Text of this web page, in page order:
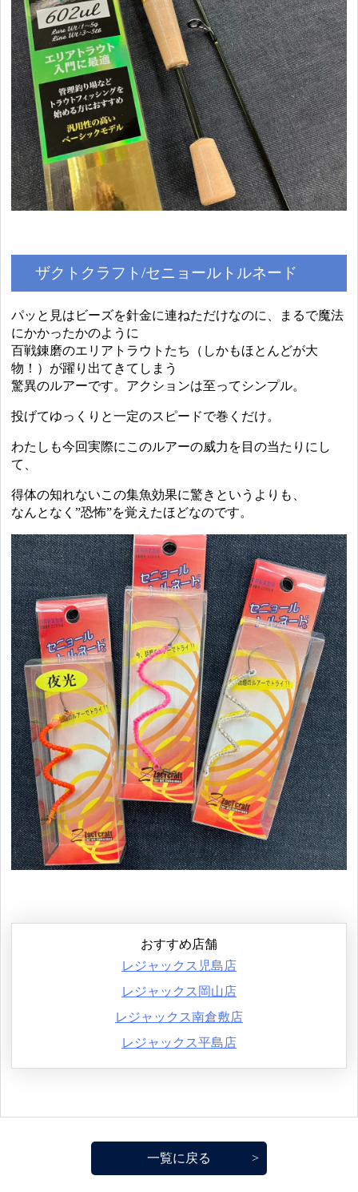
ザクトクラフト/セニョールトルネード
パッと見はビーズを針金に連ねただけなのに、まるで魔法
にかかったかのように
百戦錬磨のエリアトラウトたち（しかもほとんどが大
物！）が躍り出てきてしまう
驚異のルアーです。アクションは至ってシンプル。
投げてゆっくりと一定のスピードで巻くだけ。
わたしも今回実際にこのルアーの威力を目の当たりにし
て、
得体の知れないこの集魚効果に驚きというよりも、
なんとなく”恐怖”を覚えたほどなのです。
おすすめ店舗
レジャックス児島店
レジャックス岡山店
レジャックス南倉敷店
レジャックス平島店
一覧に戻る